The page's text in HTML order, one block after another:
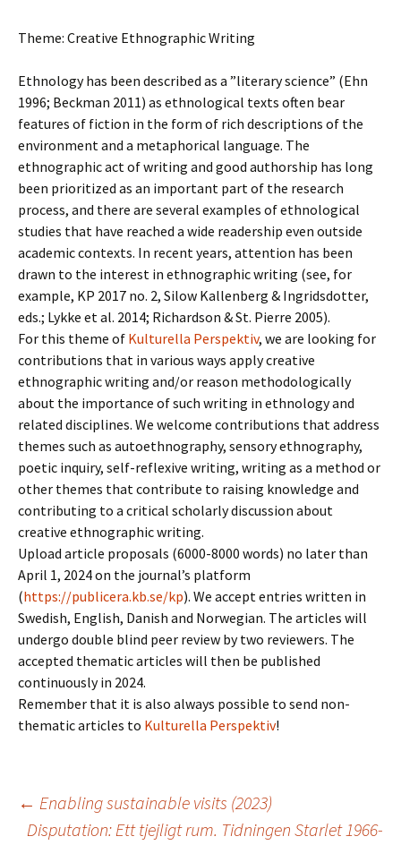
Theme: Creative Ethnographic Writing
Ethnology has been described as a ”literary science” (Ehn
1996; Beckman 2011) as ethnological texts often bear
features of fiction in the form of rich descriptions of the
environment and a metaphorical language. The
ethnographic act of writing and good authorship has long
been prioritized as an important part of the research
process, and there are several examples of ethnological
studies that have reached a wide readership even outside
academic contexts. In recent years, attention has been
drawn to the interest in ethnographic writing (see, for
example, KP 2017 no. 2, Silow Kallenberg & Ingridsdotter,
eds.; Lykke et al. 2014; Richardson & St. Pierre 2005).
For this theme of Kulturella Perspektiv, we are looking for
contributions that in various ways apply creative
ethnographic writing and/or reason methodologically
about the importance of such writing in ethnology and
related disciplines. We welcome contributions that address
themes such as autoethnography, sensory ethnography,
poetic inquiry, self-reflexive writing, writing as a method or
other themes that contribute to raising knowledge and
contributing to a critical scholarly discussion about
creative ethnographic writing.
Upload article proposals (6000-8000 words) no later than
April 1, 2024 on the journal’s platform
(https://publicera.kb.se/kp). We accept entries written in
Swedish, English, Danish and Norwegian. The articles will
undergo double blind peer review by two reviewers. The
accepted thematic articles will then be published
continuously in 2024.
Remember that it is also always possible to send non-
thematic articles to Kulturella Perspektiv!
Inläggsnavigering
← Enabling sustainable visits (2023)
Disputation: Ett tjejligt rum. Tidningen Starlet 1966-